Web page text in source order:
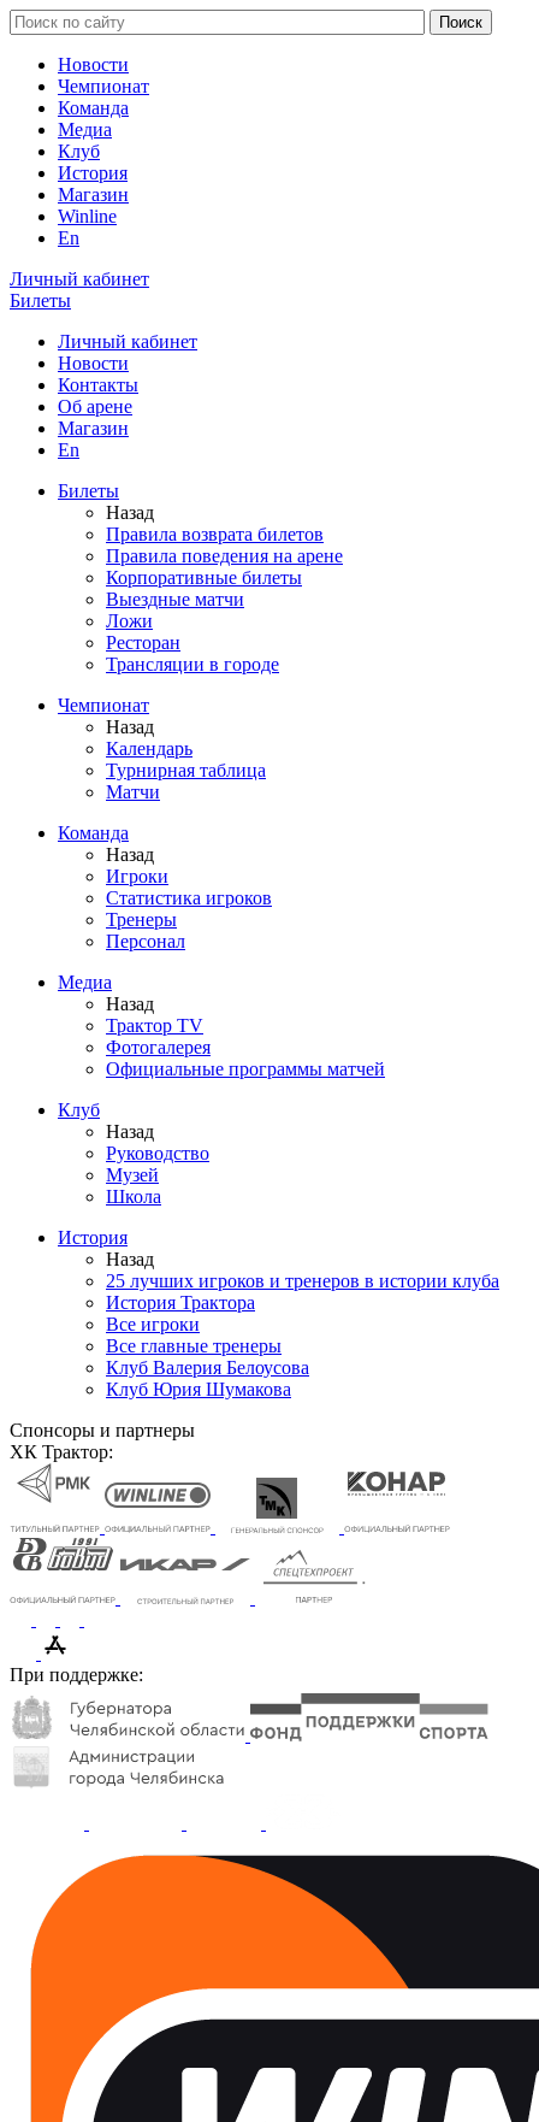
Новости
Чемпионат
Команда
Медиа
Клуб
История
Магазин
Winline
En
Личный кабинет
Билеты
Личный кабинет
Новости
Контакты
Об арене
Магазин
En
Билеты
Назад
Правила возврата билетов
Правила поведения на арене
Корпоративные билеты
Выездные матчи
Ложи
Ресторан
Трансляции в городе
Чемпионат
Назад
Календарь
Турнирная таблица
Матчи
Команда
Назад
Игроки
Статистика игроков
Тренеры
Персонал
Медиа
Назад
Трактор TV
Фотогалерея
Официальные программы матчей
Клуб
Назад
Руководство
Музей
Школа
История
Назад
25 лучших игроков и тренеров в истории клуба
История Трактора
Все игроки
Все главные тренеры
Клуб Валерия Белоусова
Клуб Юрия Шумакова
Спонсоры и партнеры
ХК Трактор:
При поддержке: